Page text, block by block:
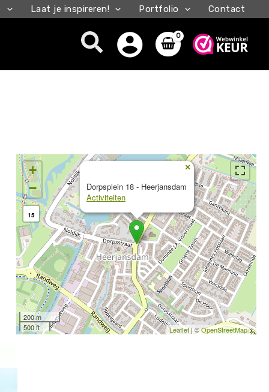
Laat je inspireren! Portfolio Contact
Zoeken
Dorpsplein 18 - Heerjansdam
Activiteiten
×
+
−
15
200 m
500 ft
Leaflet| ©OpenStreetMap